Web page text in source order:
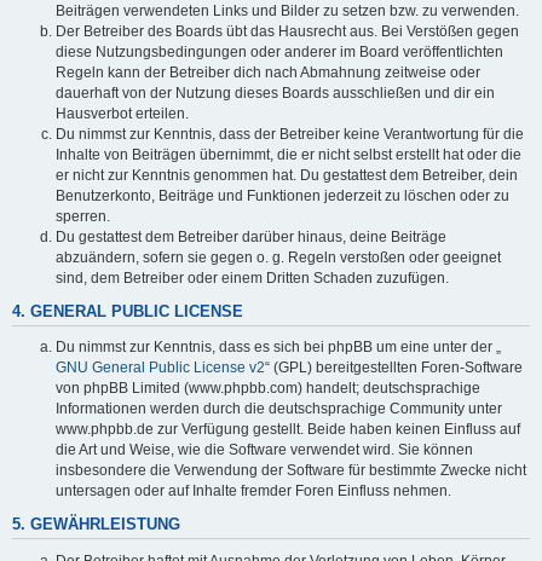
Beiträgen verwendeten Links und Bilder zu setzen bzw. zu verwenden.
Der Betreiber des Boards übt das Hausrecht aus. Bei Verstößen gegen
diese Nutzungsbedingungen oder anderer im Board veröffentlichten
Regeln kann der Betreiber dich nach Abmahnung zeitweise oder
dauerhaft von der Nutzung dieses Boards ausschließen und dir ein
Hausverbot erteilen.
Du nimmst zur Kenntnis, dass der Betreiber keine Verantwortung für die
Inhalte von Beiträgen übernimmt, die er nicht selbst erstellt hat oder die
er nicht zur Kenntnis genommen hat. Du gestattest dem Betreiber, dein
Benutzerkonto, Beiträge und Funktionen jederzeit zu löschen oder zu
sperren.
Du gestattest dem Betreiber darüber hinaus, deine Beiträge
abzuändern, sofern sie gegen o. g. Regeln verstoßen oder geeignet
sind, dem Betreiber oder einem Dritten Schaden zuzufügen.
4. GENERAL PUBLIC LICENSE
Du nimmst zur Kenntnis, dass es sich bei phpBB um eine unter der „
GNU General Public License v2“ (GPL) bereitgestellten Foren-Software
von phpBB Limited (www.phpbb.com) handelt; deutschsprachige
Informationen werden durch die deutschsprachige Community unter
www.phpbb.de zur Verfügung gestellt. Beide haben keinen Einfluss auf
die Art und Weise, wie die Software verwendet wird. Sie können
insbesondere die Verwendung der Software für bestimmte Zwecke nicht
untersagen oder auf Inhalte fremder Foren Einfluss nehmen.
5. GEWÄHRLEISTUNG